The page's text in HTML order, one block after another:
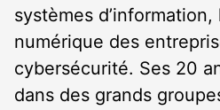
systèmes
numérique des
cybersécurité. Ses 20
dans des grands